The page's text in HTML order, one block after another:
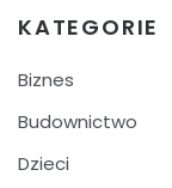
KATEGORIE
Biznes
Budownictwo
Dzieci